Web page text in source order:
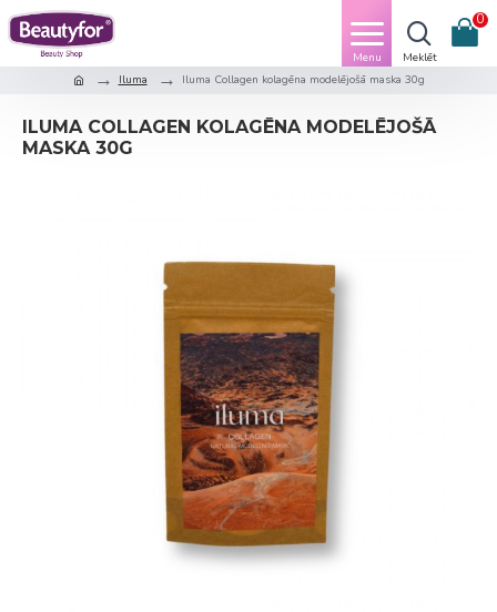
0
Iluma Iluma Collagen kolagēna modelējošā maska 30g
ILUMA COLLAGEN KOLAGĒNA MODELĒJOŠĀ
MASKA 30G